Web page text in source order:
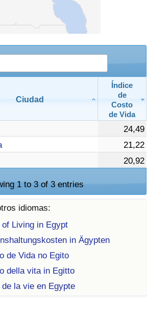
Ciudad
Índice
de
Costo
de Vida
24,49
21,22
20,92
1 to 3 of 3 entries
idiomas:
of Living in Egypt
in Ägypten
de Vida no Egito
della vita in Egitto
de la vie en Egypte